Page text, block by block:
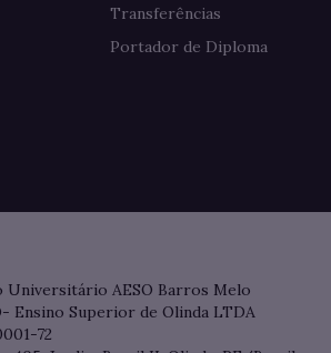
Transferências
Portador de Diploma
Universitário AESO Barros Melo
Ensino Superior de Olinda LTDA
72